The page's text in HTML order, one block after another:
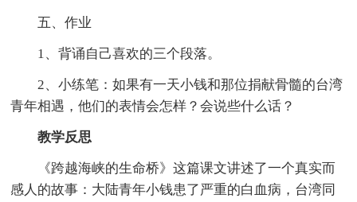
五、作业
1、背诵自己喜欢的三个段落。
2、小练笔：如果有一天小钱和那位捐献骨髓的台湾
青年相遇，他们的表情会怎样？会说些什么话？
教学反思
《跨越海峡的生命桥》这篇课文讲述了一个真实而
感人的故事：大陆青年小钱患了严重的白血病，台湾同